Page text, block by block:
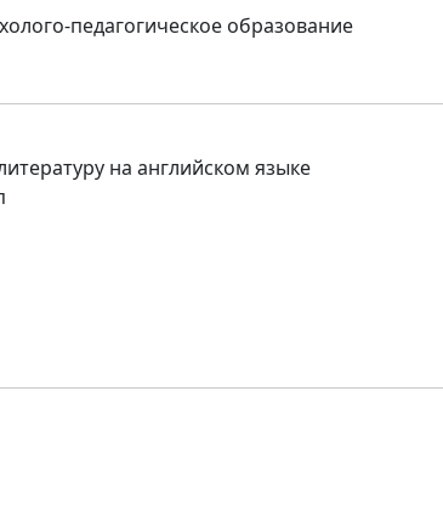
педагогическое образование
на английском языке